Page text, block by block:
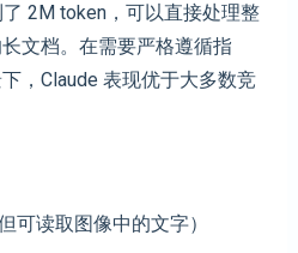
2M token，可以直接处理整
文档。在需要严格遵循指
，Claude 表现优于大多数竞
可读取图像中的文字）